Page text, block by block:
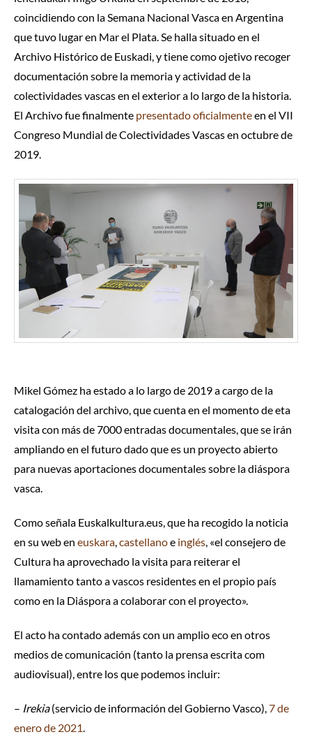
coincidiendo con la Semana Nacional Vasca en Argentina
que tuvo lugar en Mar el Plata. Se halla situado en el
Archivo Histórico de Euskadi, y tiene como ojetivo recoger
documentación sobre la memoria y actividad de la
colectividades vascas en el exterior a lo largo de la historia.
El Archivo fue finalmente presentado oficialmenteen el VII
Congreso Mundial de Colectividades Vascas en octubre de
2019.
Mikel Gómez ha estado a lo largo de 2019 a cargo de la
catalogación del archivo, que cuenta en el momento de eta
visita con más de 7000 entradas documentales, que se irán
ampliando en el futuro dado que es un proyecto abierto
para nuevas aportaciones documentales sobre la diáspora
vasca.
Como señala Euskalkultura.eus, que ha recogido la noticia
en su web en euskara,castellanoe inglés, «el consejero de
Cultura ha aprovechado la visita para reiterar el
llamamiento tanto a vascos residentes en el propio país
como en la Diáspora a colaborar con el proyecto».
El acto ha contado además con un amplio eco en otros
medios de comunicación (tanto la prensa escrita com
audiovisual), entre los que podemos incluir:
– Irekia(servicio de información del Gobierno Vasco), 7 de
enero de 2021